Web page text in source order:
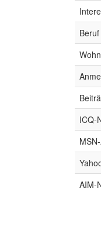
Beruf
ICQ-
AIM-